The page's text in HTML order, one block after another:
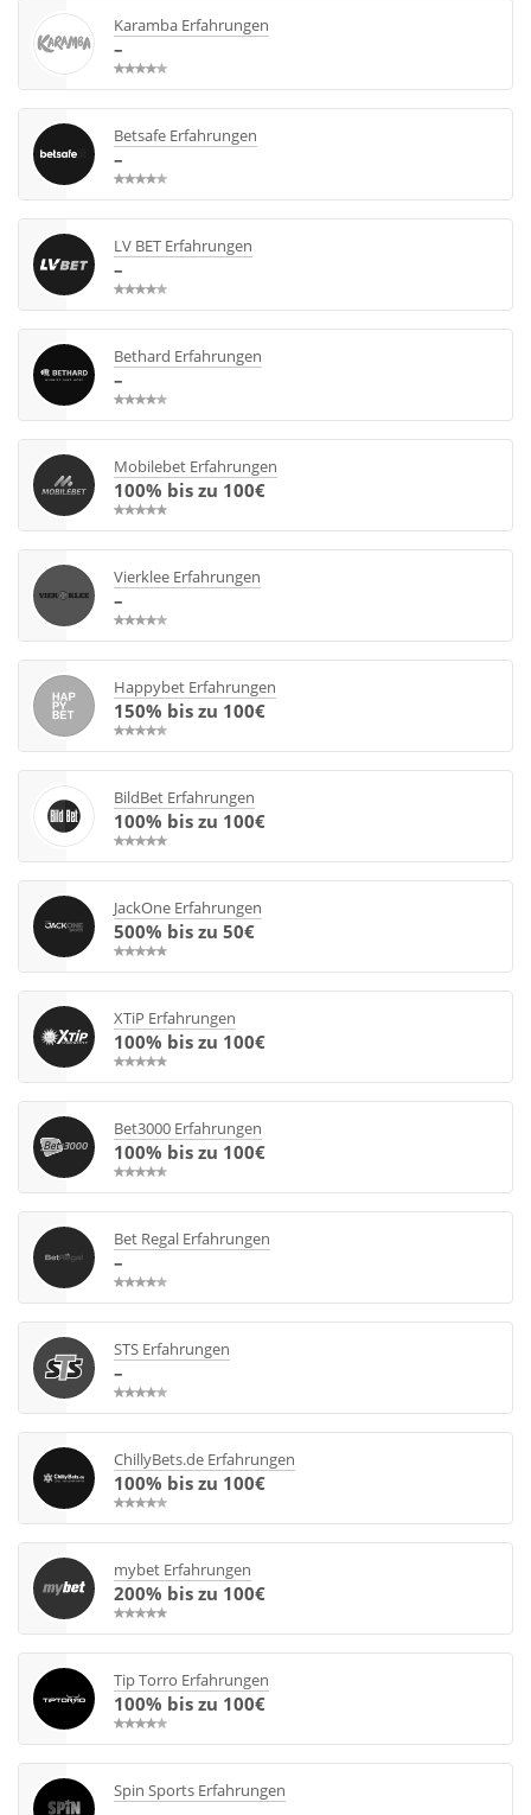
Karamba Erfahrungen
–
Betsafe Erfahrungen
–
LV BET Erfahrungen
–
Bethard Erfahrungen
–
Mobilebet Erfahrungen
100% bis zu 100€
Vierklee Erfahrungen
–
Happybet Erfahrungen
150% bis zu 100€
BildBet Erfahrungen
100% bis zu 100€
JackOne Erfahrungen
500% bis zu 50€
XTiP Erfahrungen
100% bis zu 100€
Bet3000 Erfahrungen
100% bis zu 100€
Bet Regal Erfahrungen
–
STS Erfahrungen
–
ChillyBets.de Erfahrungen
100% bis zu 100€
mybet Erfahrungen
200% bis zu 100€
Tip Torro Erfahrungen
100% bis zu 100€
Spin Sports Erfahrungen